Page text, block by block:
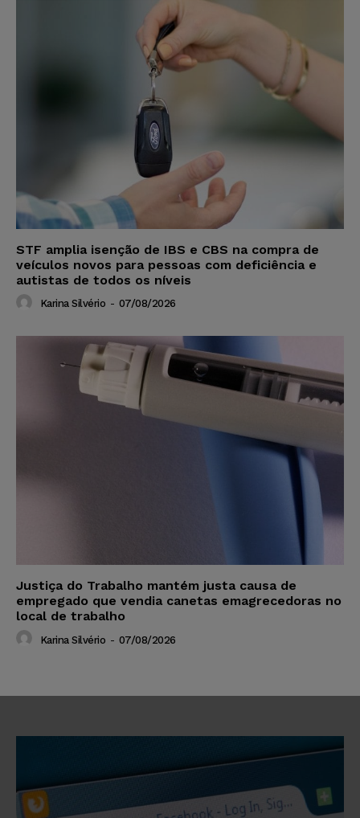
STF amplia isenção de IBS e CBS na compra de
veículos novos para pessoas com deficiência e
autistas de todos os níveis
Karina Silvério - 07/08/2026
Justiça do Trabalho mantém justa causa de
empregado que vendia canetas emagrecedoras no
local de trabalho
Karina Silvério - 07/08/2026